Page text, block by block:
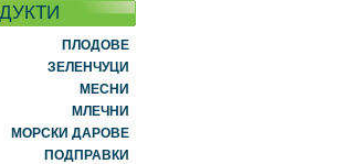
ПЛОДОВЕ
ЗЕЛЕНЧУЦИ
МЕСНИ
МЛЕЧНИ
МОРСКИ ДАРОВЕ
ПОДПРАВКИ